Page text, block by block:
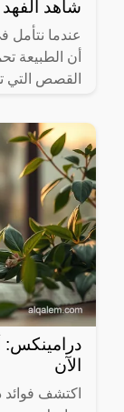
شاهد
عندما نتأمل
أن الطبيعة
القصص التي
الآن
اكتشف